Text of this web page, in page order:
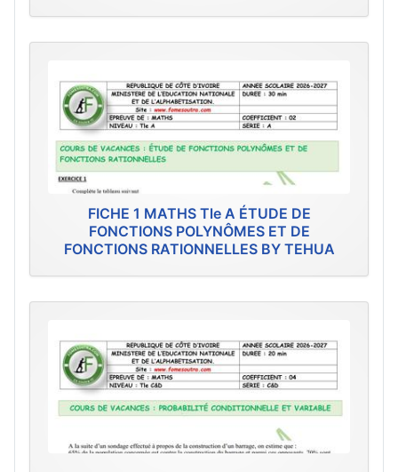
FICHE 1 MATHS Tle A ÉTUDE DE
FONCTIONS POLYNÔMES ET DE
FONCTIONS RATIONNELLES BY TEHUA